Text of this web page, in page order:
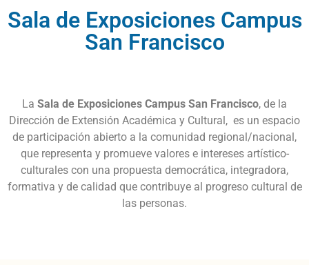
Sala de Exposiciones Campus
San Francisco
La Sala de Exposiciones Campus San Francisco, de la
Dirección de Extensión Académica y Cultural, es un espacio
de participación abierto a la comunidad regional/nacional,
que representa y promueve valores e intereses artístico-
culturales con una propuesta democrática, integradora,
formativa y de calidad que contribuye al progreso cultural de
las personas.